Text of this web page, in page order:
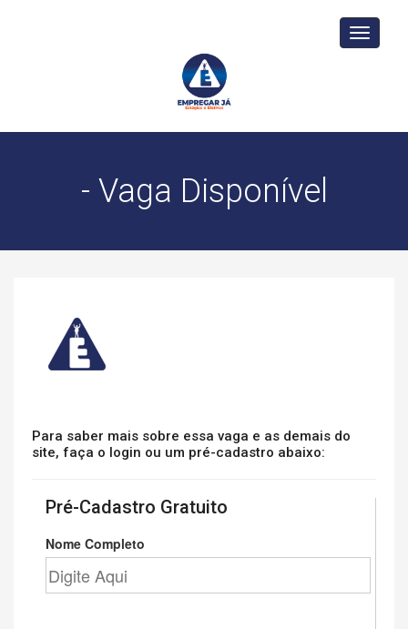
Toggle
- Vaga Disponível
Para saber mais sobre essa vaga e as demais do
site, faça o login ou um pré-cadastro abaixo:
Pré-Cadastro Gratuito
Nome Completo